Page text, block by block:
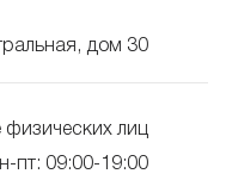
дом 30
лиц
пт: 09:00-19:00